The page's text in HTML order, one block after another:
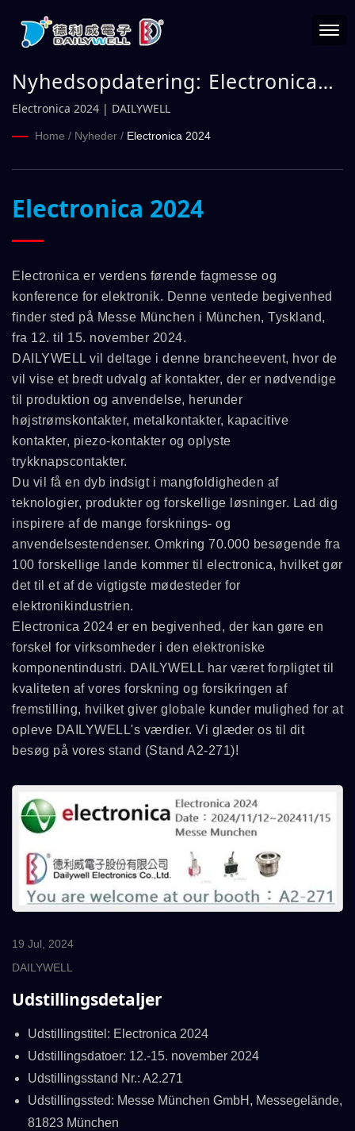
Nyhedsopdatering: Electronica
2024 | DAILYWELL
Electronica 2024 | DAILYWELL
Home / Nyheder / Electronica 2024
Electronica 2024
Electronica er verdens førende fagmesse og
konference for elektronik. Denne ventede begivenhed
finder sted på Messe München i München, Tyskland,
fra 12. til 15. november 2024.
DAILYWELL vil deltage i denne brancheevent, hvor de
vil vise et bredt udvalg af kontakter, der er nødvendige
til produktion og anvendelse, herunder
højstrømskontakter, metalkontakter, kapacitive
kontakter, piezo-kontakter og oplyste
trykknapscontakter.
Du vil få en dyb indsigt i mangfoldigheden af
teknologier, produkter og forskellige løsninger. Lad dig
inspirere af de mange forsknings- og
anvendelsestendenser. Omkring 70.000 besøgende fra
100 forskellige lande kommer til electronica, hvilket gør
det til et af de vigtigste mødesteder for
elektronikindustrien.
Electronica 2024 er en begivenhed, der kan gøre en
forskel for virksomheder i den elektroniske
komponentindustri. DAILYWELL har været forpligtet til
kvaliteten af vores forskning og forsikringen af
fremstilling, hvilket giver globale kunder mulighed for at
opleve DAILYWELL's værdier. Vi glæder os til dit
besøg på vores stand (Stand A2-271)!
19 Jul, 2024
DAILYWELL
Udstillingsdetaljer
Udstillingstitel: Electronica 2024
Udstillingsdatoer: 12.-15. november 2024
Udstillingsstand Nr.: A2.271
Udstillingssted: Messe München GmbH, Messegelände,
81823 München